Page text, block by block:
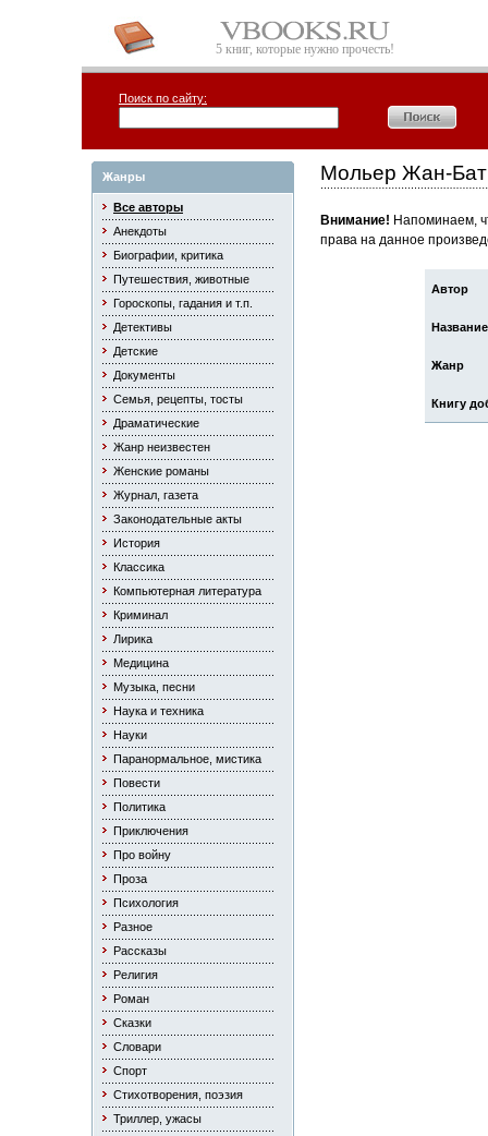
5 книг, которые нужно прочесть!
Поиск по сайту:
Жанры
Все авторы
Анекдоты
Биографии, критика
Путешествия, животные
Гороскопы, гадания и т.п.
Детективы
Детские
Документы
Семья, рецепты, тосты
Драматические
Жанр неизвестен
Женские романы
Журнал, газета
Законодательные акты
История
Классика
Компьютерная литература
Криминал
Лирика
Медицина
Музыка, песни
Наука и техника
Науки
Паранормальное, мистика
Повести
Политика
Приключения
Про войну
Проза
Психология
Разное
Рассказы
Религия
Роман
Сказки
Словари
Спорт
Стихотворения, поэзия
Триллер, ужасы
Мольер Жан-
Внимание! Напоминаем,
права на данное
Автор
Название
Жанр
Книгу